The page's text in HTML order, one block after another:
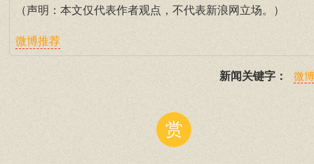
（声明：本文仅代表作者观点，不代表新浪网立场。）
微博推荐
新闻关键字： 微
赏